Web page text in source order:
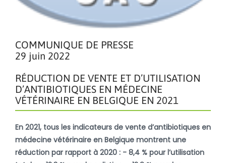
COMMUNIQUE DE PRESSE
29 juin 2022
RÉDUCTION DE VENTE ET D’UTILISATION
D’ANTIBIOTIQUES EN MÉDECINE
VÉTÉRINAIRE EN BELGIQUE EN 2021
En 2021, tous les indicateurs de vente d’antibiotiques en
médecine vétérinaire en Belgique montrent une
réduction par rapport à 2020 : - 8,4 % pour l’utilisation